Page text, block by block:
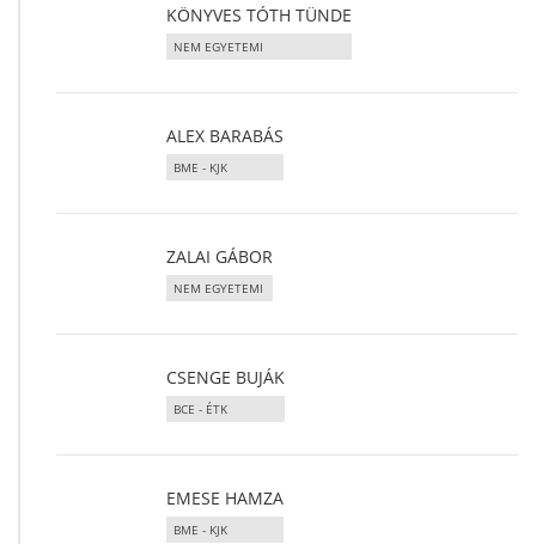
KÖNYVES TÓTH TÜNDE
NEM EGYETEMI
ALEX BARABÁS
BME - KJK
ZALAI GÁBOR
NEM EGYETEMI
CSENGE BUJÁK
BCE - ÉTK
EMESE HAMZA
BME - KJK